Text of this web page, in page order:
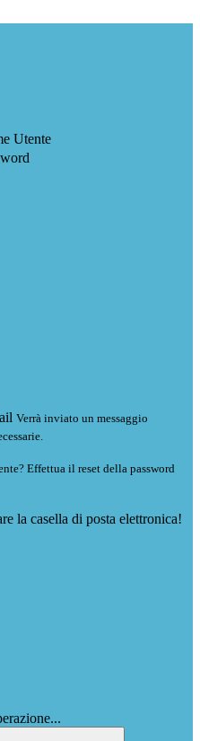
Utente
Verrà inviato un messaggio
Effettua il reset della password
la casella di posta elettronica!